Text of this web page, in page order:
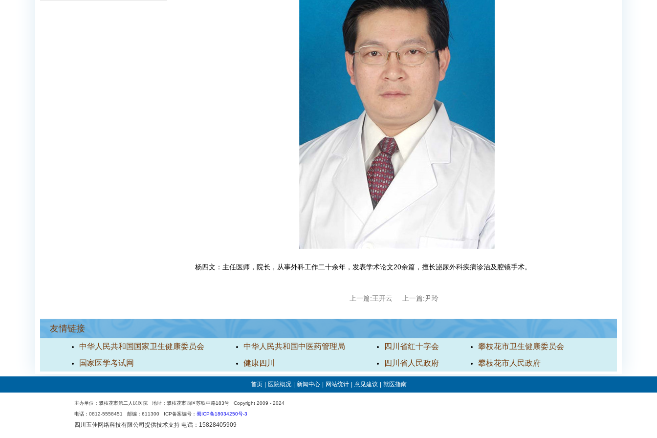
杨四文：主任医师，院长，从事外科工作二十余年，发表学术论文20余篇，擅长泌尿外科疾病诊治及腔镜手术。
上一篇:王开云 上一篇:尹玲
友情链接
中华人民共和国国家卫生健康委员会
国家医学考试网
中华人民共和国中医药管理局
健康四川
四川省红十字会
四川省人民政府
攀枝花市卫生健康委员会
攀枝花市人民政府
首页 医院概况 新闻中心 网站统计 意见建议 就医指南
主办单位：攀枝花市第二人民医院 地址：攀枝花市西区苏铁中路183号 Copyright 2009 - 2024
电话：0812-5558451 邮编：611300 ICP备案编号： 蜀ICP备18034250号-3
四川五佳网络科技有限公司 提供技术支持 电话：15828405909